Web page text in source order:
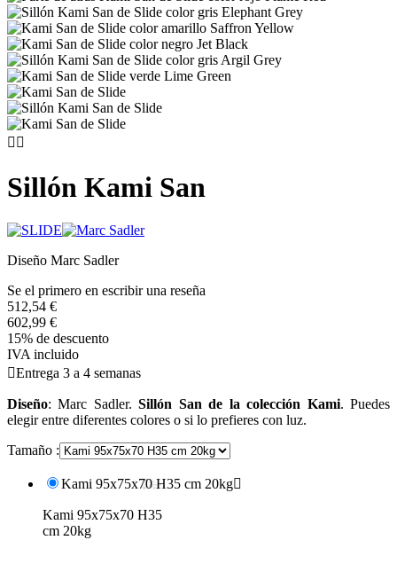
 
Sillón Kami San
Diseño Marc Sadler
Se el primero en escribir una reseña
512,54 €
602,99 €
15% de descuento
IVA incluido
Entrega 3 a 4 semanas
Diseño: Marc Sadler.Sillón San de la colección Kami. Puedes
elegir entre diferentes colores o si lo prefieres con luz.
Tamaño :
Kami 95x75x70 H35 cm 20kg
Kami 95x75x70 H35
cm 20kg